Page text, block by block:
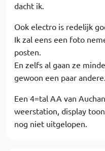
dacht ik.
Ook electro is redelijk
Ik zal eens een foto
posten.
En zelfs al gaan ze
gewoon een paar andere.
Een 4=tal AA van
weerstation, display
nog niet uitgelopen.